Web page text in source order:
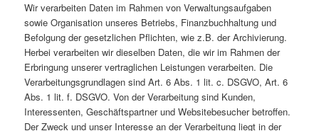
Wir verarbeiten Daten im Rahmen von Verwaltungsaufgaben
sowie Organisation unseres Betriebs, Finanzbuchhaltung und
Befolgung der gesetzlichen Pflichten, wie z.B. der Archivierung.
Herbei verarbeiten wir dieselben Daten, die wir im Rahmen der
Erbringung unserer vertraglichen Leistungen verarbeiten. Die
Verarbeitungsgrundlagen sind Art. 6 Abs. 1 lit. c. DSGVO, Art. 6
Abs. 1 lit. f. DSGVO. Von der Verarbeitung sind Kunden,
Interessenten, Geschäftspartner und Websitebesucher betroffen.
Der Zweck und unser Interesse an der Verarbeitung liegt in der